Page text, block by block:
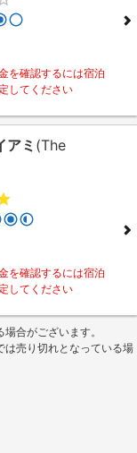
を確認するには宿泊
してください
アミ (The
を確認するには宿泊
してください
合がございます。
売り切れとなっている場